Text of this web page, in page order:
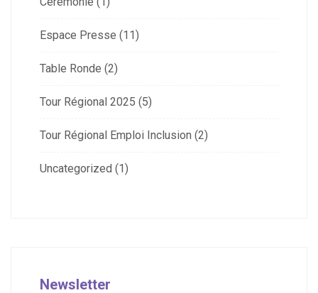
Espace Presse (11)
Table Ronde (2)
Tour Régional 2025 (5)
Tour Régional Emploi Inclusion (2)
Uncategorized (1)
Newsletter